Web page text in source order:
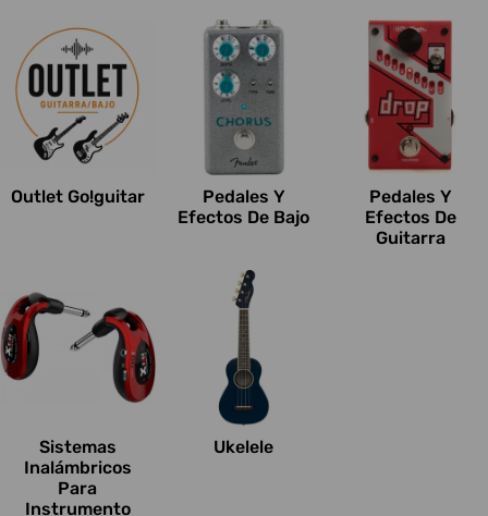
Outlet Go!guitar
Pedales Y
Efectos De Bajo
Pedales Y
Efectos De
Guitarra
Sistemas
Inalámbricos
Para
Instrumento
Ukelele